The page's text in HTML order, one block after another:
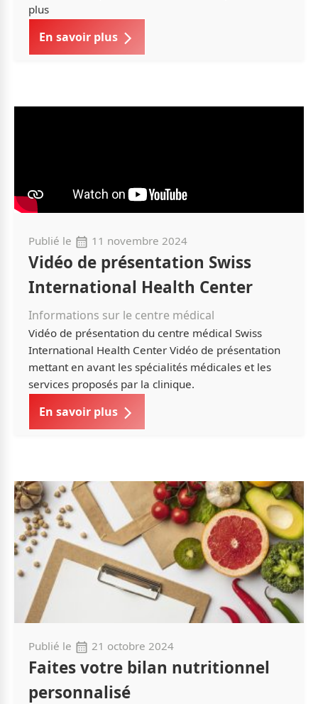
plus
En savoir plus
Publié le 11 novembre 2024
Vidéo de présentation Swiss
International Health Center
Informations sur le centre médical
Vidéo de présentation du centre médical Swiss
International Health Center Vidéo de présentation
mettant en avant les spécialités médicales et les
services proposés par la clinique.
En savoir plus
Publié le 21 octobre 2024
Faites votre bilan nutritionnel
personnalisé